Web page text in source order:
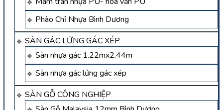
Phào Chỉ Nhựa Bình Dương
SÀN GÁC LỬNG GÁC XÉP
Sàn nhựa gác 1.22mx2.44m
Sàn nhựa gác lửng gác xép
SÀN GỖ CÔNG NGHIỆP